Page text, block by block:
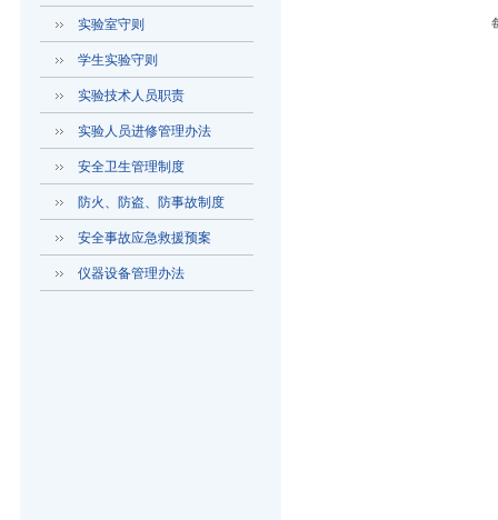
实验室守则
学生实验守则
实验技术人员职责
实验人员进修管理办法
安全卫生管理制度
防火、防盗、防事故制度
安全事故应急救援预案
仪器设备管理办法